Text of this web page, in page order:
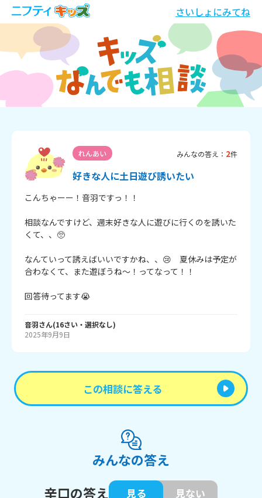
さいしょにみてね
れんあい みんなの答え： 2件
好きな人に土日遊び誘いたい
こんちゃーー！音羽ですっ！！
相談なんですけど、週末好きな人に遊びに行くのを誘いた
くて、、🥺
なんていって誘えばいいですかね、、😢　夏休みは予定が
合わなくて、また遊ぼうね～！ってなって！！
回答待ってます😭
音羽さん(16さい・ 選択なし)
2025年9月9日
この相談に答える
みんなの答え
辛口の答え
見る 見ない